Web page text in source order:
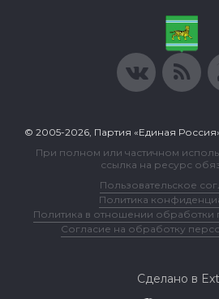
© 2005-2026, Партия «Единая
При полном или частичном
ссылка на ресурс
Пользовательское
Политика
Политика в отношении обработки
Согласие на обработку
Сделано в